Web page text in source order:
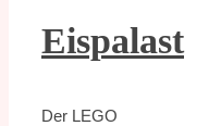
Eispalast
Der LEGO